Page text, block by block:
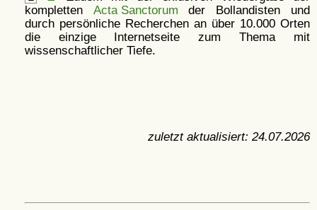
kompletten Acta Sanctorum der Bollandisten und
durch persönliche Recherchen an über 10.000 Orten
die einzige Internetseite zum Thema mit
wissenschaftlicher Tiefe.
zuletzt aktualisiert: 24.07.2026